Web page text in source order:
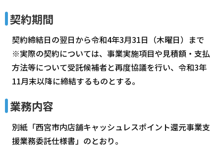
契約期間
契約締結日の翌日から令和4年3月31日（木曜日）まで
※実際の契約については、事業実施項目や見積額・支払
方法等について受託候補者と再度協議を行い、令和3年
11月末以降に締結するものとする。
業務内容
別紙「西宮市内店舗キャッシュレスポイント還元事業支
援業務委託仕様書」のとおり。